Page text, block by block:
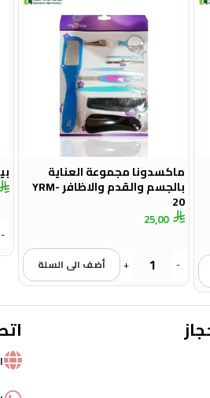
ماكسدونا مجموعة العناية
بالجسم والقدم والاظافر YRM-
20
25,00
-
+ أضف الى السلة
-